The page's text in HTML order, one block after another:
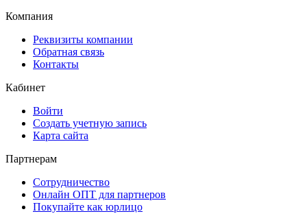
Компания
Реквизиты компании
Обратная связь
Контакты
Кабинет
Войти
Создать учетную запись
Карта сайта
Партнерам
Сотрудничество
Онлайн ОПТ для партнеров
Покупайте как юрлицо